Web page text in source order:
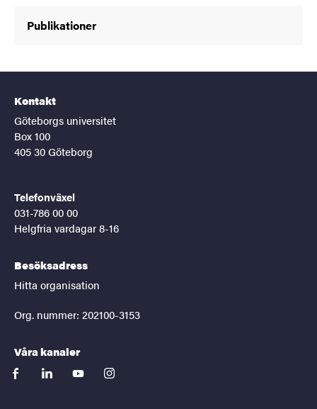
Publikationer
Kontakt
Göteborgs universitet
Box 100
405 30 Göteborg
Telefonväxel
031-786 00 00
Helgfria vardagar 8-16
Besöksadress
Hitta organisation
Org. nummer: 202100-3153
Våra kanaler
facebooklinkedinyoutubeinstagram